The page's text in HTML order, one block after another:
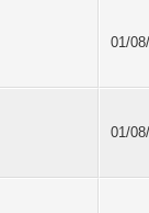
01/
01/